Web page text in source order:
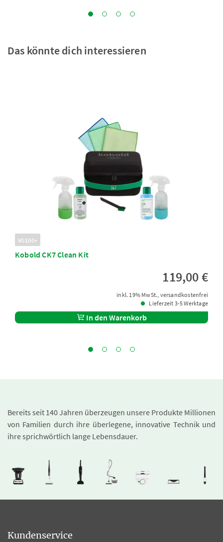
Das könnte dich interessieren
VG100+
Kobold CK7 Clean Kit
119,00 €
inkl. 19% MwSt., versandkostenfrei
Lieferzeit 3-5 Werktage
In den Warenkorb
Bereits seit 140 Jahren überzeugen unsere Produkte Millionen
von Familien durch ihre überlegene, innovative Technik und
ihre sprichwörtlich lange Lebensdauer.
Kundenservice